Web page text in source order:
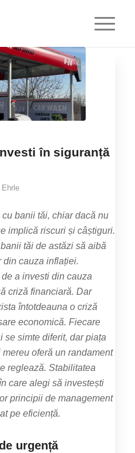
în siguranță
Ehrle
banii tăi, chiar dacă nu
implică riscuri și câștiguri.
tăi de astăzi să aibă
din cauza inflației.
a investi din cauza
criză financiară. Dar
întotdeauna o criză
economică. Fiecare
se simte diferit, dar piața
oferă un randament
reglează. Stabilitatea
care alegi să investești
principii de management
pe eficiență.
urgență